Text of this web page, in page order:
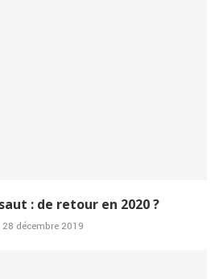
: de retour en 2020 ?
28 décembre 2019